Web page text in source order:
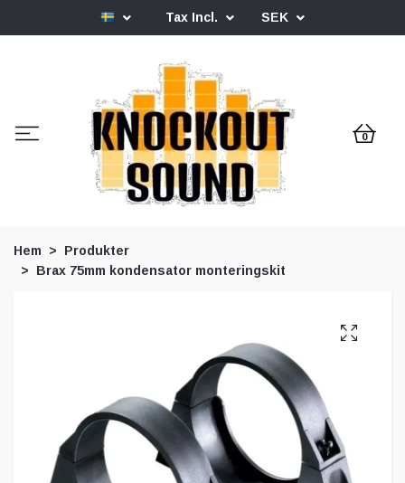
Tax Incl. SEK
0
Hem
Produkter
Brax 75mm kondensator monteringskit